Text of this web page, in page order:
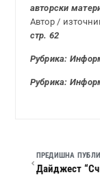
авторски
Автор /
стр. 62
Рубрика:
Рубрика:
ПРЕДИШНА